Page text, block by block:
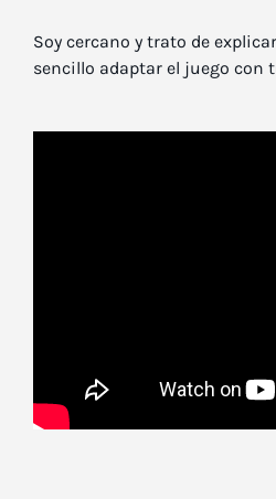
Soy cercano y trato de
sencillo adaptar el juego con